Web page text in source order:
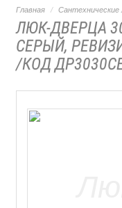
Главная Сантехнические
ЛЮК-ДВЕРЦА
СЕРЫЙ,
/КОД